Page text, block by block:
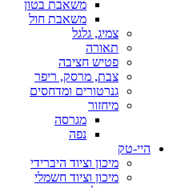
משאבת בטון
משאבת חול
צמיג, גלגל
תאורה
פטיש חציבה
צבת, מרסק, ריפר
גנרטורים ומדחסים
מיחזור
מגרסה
נפה
היי-טק
מיכון וציוד היברידי
מיכון וציוד חשמלי